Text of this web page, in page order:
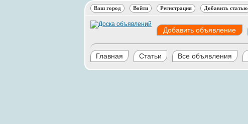
Ваш город Войти Регистрация Добавить статью
Добавить объявление
Главная Статьи Все объявления